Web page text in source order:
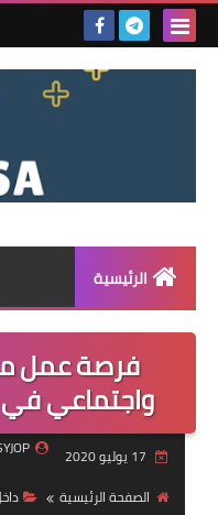
الرئيسية
فرصة عمل
واجتماعي في
الصفحة الرئيسية